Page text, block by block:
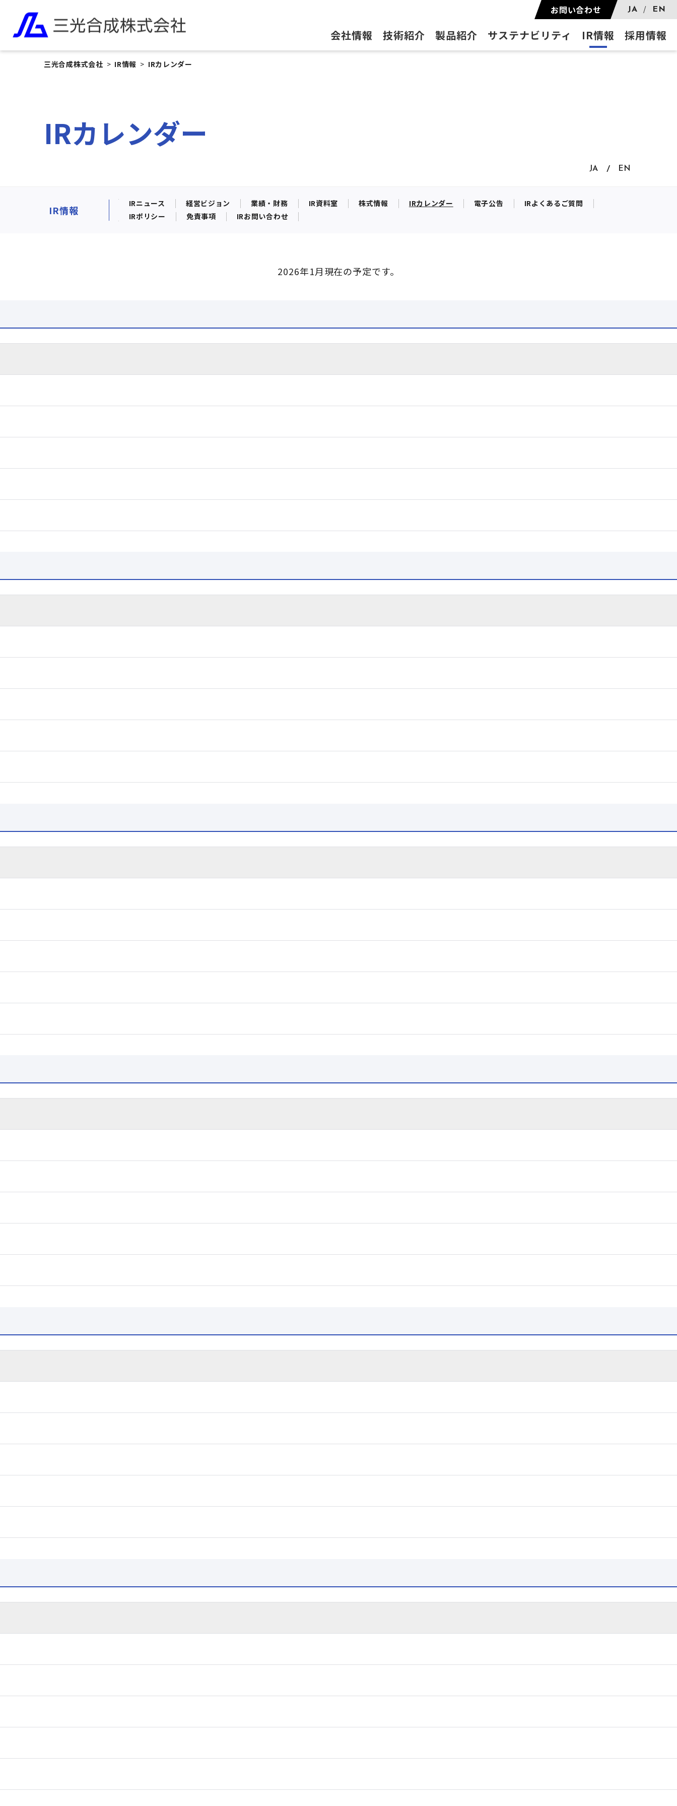
お問い合わせ JA EN
会社情報 技術紹介 製品紹介 サステナビリティ IR情報 採用情報
三光合成株式会社 IR情報 IRカレンダー
IRカレンダー
JA EN
IR情報
IRニュース 経営ビジョン 業績・財務 IR資料室 株式情報 IRカレンダー 電子公告
IRよくあるご質問
IRポリシー
免責事項 IRお問い合わせ
2026年1月現在の予定です。